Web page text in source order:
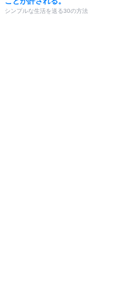
シンプルな生活を送る30の方法